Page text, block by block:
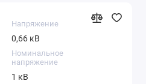
Напряжение
0,66 кВ
Номинальное
напряжение
1 кВ